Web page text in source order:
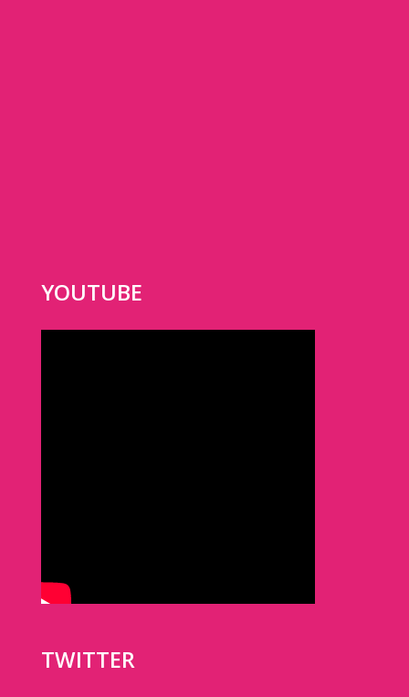
YOUTUBE
TWITTER